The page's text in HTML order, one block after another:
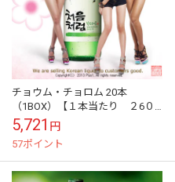
チョウム・チョロム 20本
（1BOX）【１本当たり ２6０
円】
5,721 円
57ポイント